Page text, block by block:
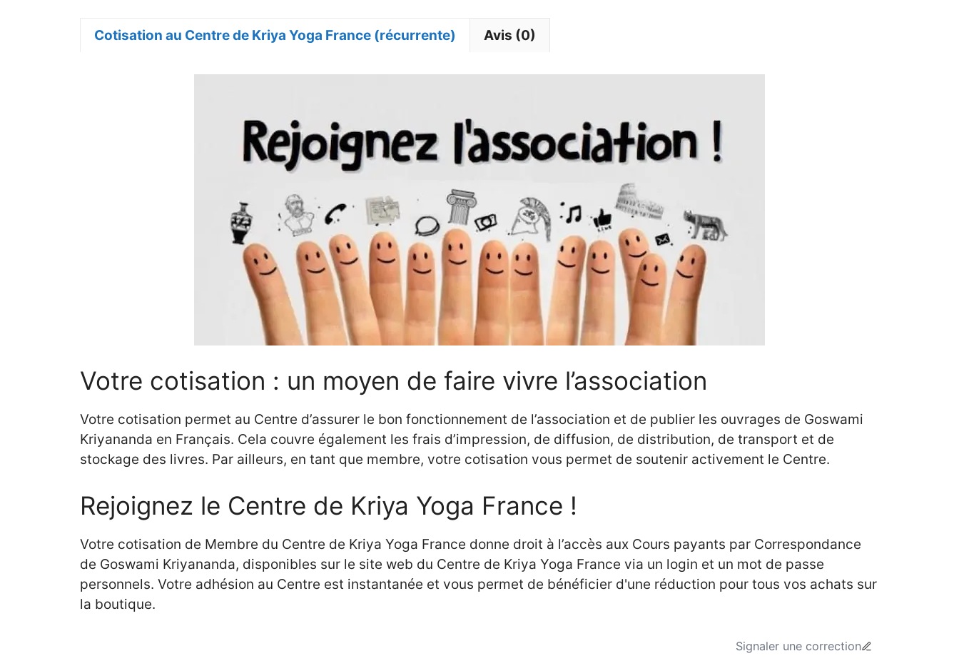
Kriya
Yoga
Cotisation au Centre de Kriya Yoga France (récurrente) Avis (0)
Votre cotisation : un moyen de faire vivre l’association
Votre cotisation permet au Centre d’assurer le bon fonctionnement de l’association et de publier les ouvrages de Goswami
Kriyananda en Français. Cela couvre également les frais d’impression, de diffusion, de distribution, de transport et de
stockage des livres. Par ailleurs, en tant que membre, votre cotisation vous permet de soutenir activement le Centre.
Rejoignez le Centre de Kriya Yoga France !
Votre cotisation de Membre du Centre de Kriya Yoga France donne droit à l’accès aux Cours payants par Correspondance
de Goswami Kriyananda, disponibles sur le site web du Centre de Kriya Yoga France via un login et un mot de passe
personnels. Votre adhésion au Centre est instantanée et vous permet de bénéficier d'une réduction pour tous vos achats sur
la boutique.
Signaler une correction